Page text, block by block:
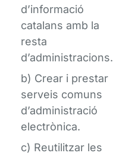
d’informació
catalans amb la
resta
d’administracions.
b) Crear i prestar
serveis comuns
d’administració
electrònica.
c) Reutilitzar les